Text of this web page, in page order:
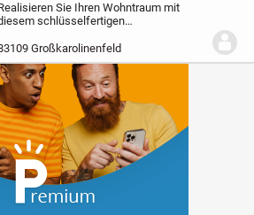
Sie Ihren Wohntraum mit
schlüsselfertigen
Wohnfläche von 135,94 m² erwartet
ein modernes Raumkonzept, das
Funktionalität und...
Großkarolinenfeld